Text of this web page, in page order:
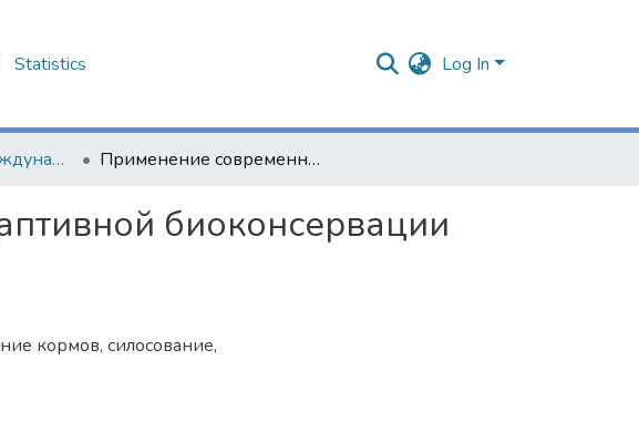
Statistics Log In
Материалы VI Международной научно-практической конференции, 20 декабря 2019 г. Применение современных технологий адаптивной биоконсервации кукурузного силоса
биоконсервации
кормов, силосование,